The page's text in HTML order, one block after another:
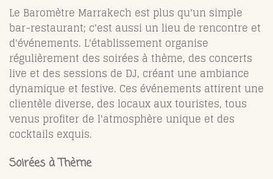
Le Baromètre Marrakech est plus qu'un simple
bar-restaurant; c'est aussi un lieu de rencontre et
d'événements. L'établissement organise
régulièrement des soirées à thème, des concerts
live et des sessions de DJ, créant une ambiance
dynamique et festive. Ces événements attirent une
clientèle diverse, des locaux aux touristes, tous
venus profiter de l'atmosphère unique et des
cocktails exquis.
Soirées à Thème